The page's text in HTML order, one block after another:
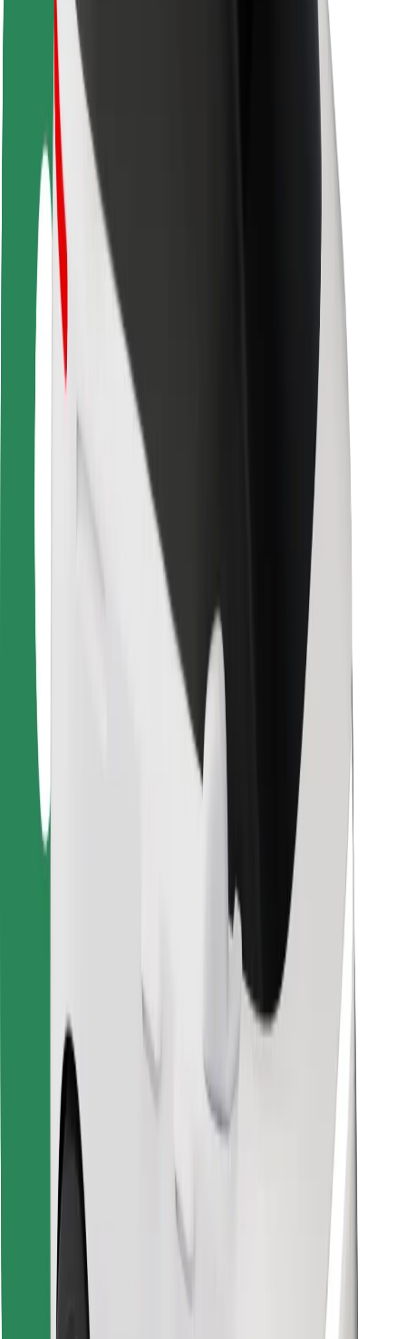
Saugumas
Keleivių saugumas
Vairuotojų saugumas
Paspirtukų saugumas
Saugumo laboratorija
Miestai
Vietovės
Sprendimai miestams
Oro uostai
„Bolt“ įkrovimo stotelės
Pagalba
Keleiviams
Vairuotojams
Kurjeriams
„Bolt Food“
Automobilių nuomos įmonių savininkams
„Bolt for Business“
Automobilis atvyks per kelias minutes!
Atsisiųsti programėlę „Bolt Food“